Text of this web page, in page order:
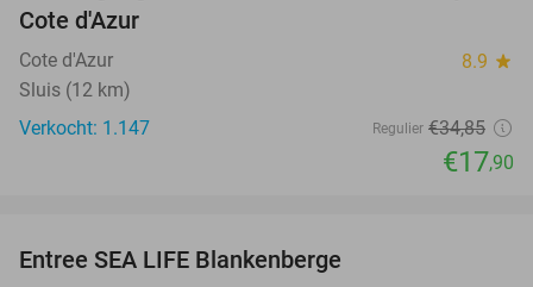
Cote d'Azur
Cote d'Azur 8.9 star
Sluis (12 km)
Verkocht: 1.147
Regulier €34,85
€17,90
Entree SEA LIFE Blankenberge